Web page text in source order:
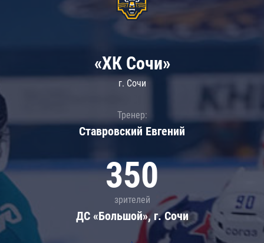
«ХК Сочи»
г. Сочи
Тренер:
Ставровский Евгений
350
зрителей
ДС «Большой», г. Сочи